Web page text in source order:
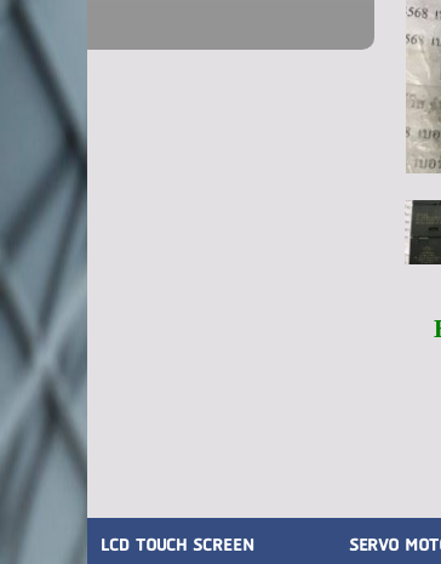
LCD TOUCH SCREEN SERVO